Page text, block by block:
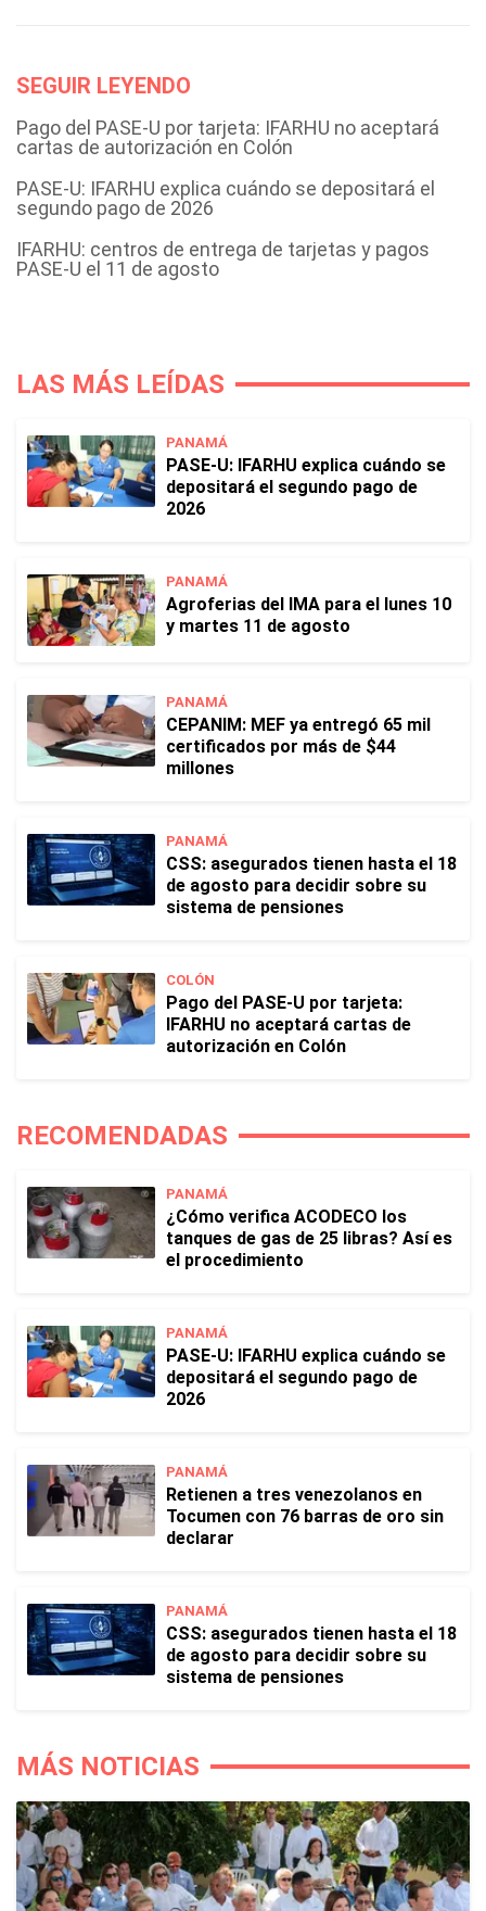
SEGUIR LEYENDO
Pago del PASE-U por tarjeta: IFARHU no aceptará
cartas de autorización en Colón
PASE-U: IFARHU explica cuándo se depositará el
segundo pago de 2026
IFARHU: centros de entrega de tarjetas y pagos
PASE-U el 11 de agosto
LAS MÁS LEÍDAS
PANAMÁ
PASE-U: IFARHU explica cuándo se
depositará el segundo pago de
2026
PANAMÁ
Agroferias del IMA para el lunes 10
y martes 11 de agosto
PANAMÁ
CEPANIM: MEF ya entregó 65 mil
certificados por más de $44
millones
PANAMÁ
CSS: asegurados tienen hasta el 18
de agosto para decidir sobre su
sistema de pensiones
COLÓN
Pago del PASE-U por tarjeta:
IFARHU no aceptará cartas de
autorización en Colón
RECOMENDADAS
PANAMÁ
¿Cómo verifica ACODECO los
tanques de gas de 25 libras? Así es
el procedimiento
PANAMÁ
PASE-U: IFARHU explica cuándo se
depositará el segundo pago de
2026
PANAMÁ
Retienen a tres venezolanos en
Tocumen con 76 barras de oro sin
declarar
PANAMÁ
CSS: asegurados tienen hasta el 18
de agosto para decidir sobre su
sistema de pensiones
MÁS NOTICIAS